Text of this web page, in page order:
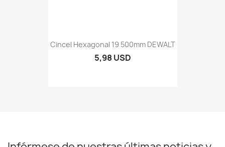
Cincel Hexagonal 19 500mm DEWALT
5,98 USD